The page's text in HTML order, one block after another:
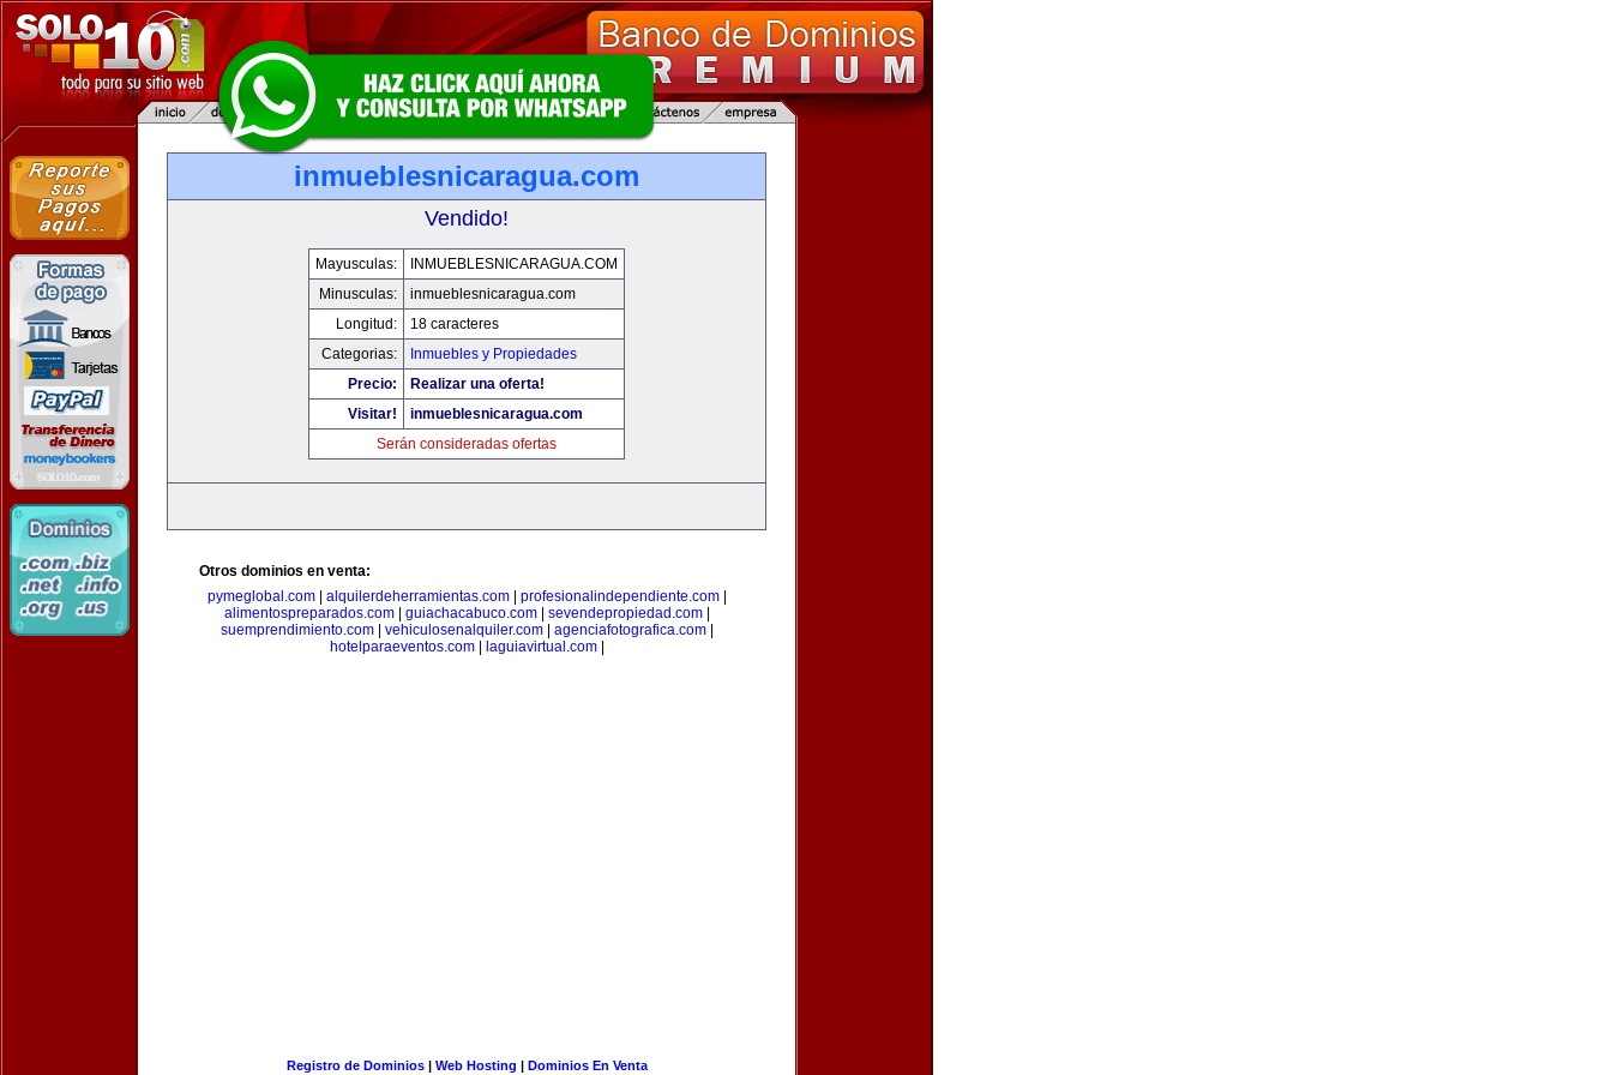
inmueblesnicaragua.com
Vendido!
Mayusculas:
INMUEBLESNICARAGUA.COM
Minusculas:
inmueblesnicaragua.com
Longitud:
18 caracteres
Categorias:
Inmuebles y Propiedades
Precio:
Realizar una oferta!
Visitar!
inmueblesnicaragua.com
Serán consideradas ofertas
Otros dominios en venta:
pymeglobal.com| alquilerdeherramientas.com| profesionalindependiente.com|
alimentospreparados.com| guiachacabuco.com| sevendepropiedad.com|
suemprendimiento.com| vehiculosenalquiler.com| agenciafotografica.com|
hotelparaeventos.com| laguiavirtual.com|
Registro de Dominios| Web Hosting | Dominios En Venta